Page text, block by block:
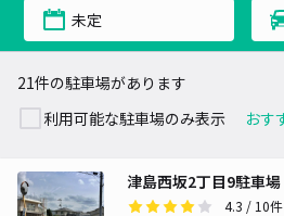
未定
21件の駐車場があります
利用可能な駐車場のみ表示
津島西坂2丁目9駐車場
4.3 / 10件